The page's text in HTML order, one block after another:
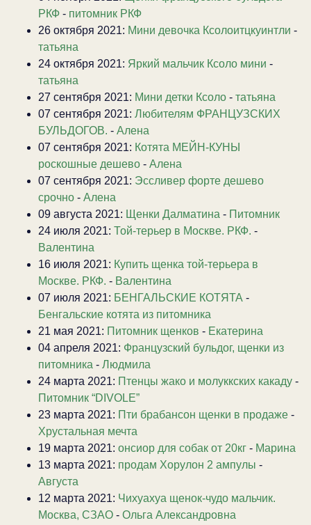
РКФ - питомник РКФ
26 октября 2021: Мини девочка Ксолоитцкуинтли -
татьяна
24 октября 2021: Яркий мальчик Ксоло мини -
татьяна
27 сентября 2021: Мини детки Ксоло - татьяна
07 сентября 2021: Любителям ФРАНЦУЗСКИХ
БУЛЬДОГОВ. - Алена
07 сентября 2021: Котята МЕЙН-КУНЫ
роскошные дешево - Алена
07 сентября 2021: Эссливер форте дешево
срочно - Алена
09 августа 2021: Щенки Далматина - Питомник
24 июля 2021: Той-терьер в Москве. РКФ. -
Валентина
16 июля 2021: Купить щенка той-терьера в
Москве. РКФ. - Валентина
07 июля 2021: БЕНГАЛЬСКИЕ КОТЯТА -
Бенгальские котята из питомника
21 мая 2021: Питомник щенков - Екатерина
04 апреля 2021: Французский бульдог, щенки из
питомника - Людмила
24 марта 2021: Птенцы жако и молуккских какаду -
Питомник “DIVOLE”
23 марта 2021: Пти брабансон щенки в продаже -
Хрустальная мечта
19 марта 2021: онсиор для собак от 20кг - Марина
13 марта 2021: продам Хорулон 2 ампулы -
Августа
12 марта 2021: Чихуахуа щенок-чудо мальчик.
Москва, СЗАО - Ольга Александровна